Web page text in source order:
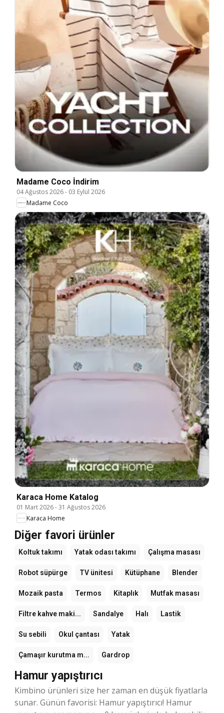
Madame Coco İndirim
04 Ağustos 2026- 03 Eylül 2026
Madame Coco
Karaca Home Katalog
01 Mart 2026-31 Ağustos 2026
Karaca Home
Diğer favori ürünler
Koltuk takımı Yatak odası takımı Çalışma masası
Robot süpürge TV ünitesi Kütüphane Blender
Mozaik pasta Termos Kitaplık Mutfak masası
Filtre kahve maki... Sandalye Halı Lastik
Su sebili Okul çantası Yatak
Çamaşır kurutma m... Gardrop
Hamur yapıştırıcı
Kimbino ürünleri size her zaman en düşük fiyatlarla
sunar. Günün favorisi: Hamur yapıştırıcı! Hamur